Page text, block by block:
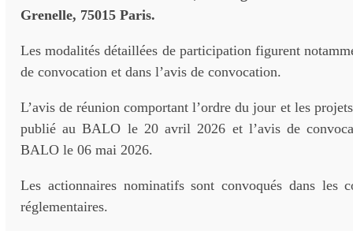
Grenelle, 75015 Paris.
Les modalités détaillées de participation figurent
de convocation et dans l’avis de convocation.
L’avis de réunion comportant l’ordre du jour et les
publié au BALO le 20 avril 2026 et l’avis de
BALO le 06 mai 2026.
Les actionnaires nominatifs sont convoqués dans les
réglementaires.